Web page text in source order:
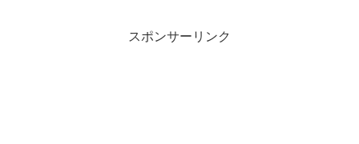
スポンサーリンク